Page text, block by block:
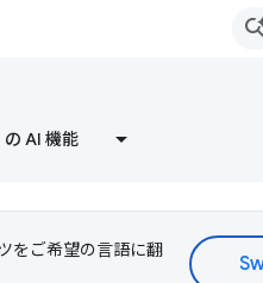
AI 機能
をご希望の言語に翻